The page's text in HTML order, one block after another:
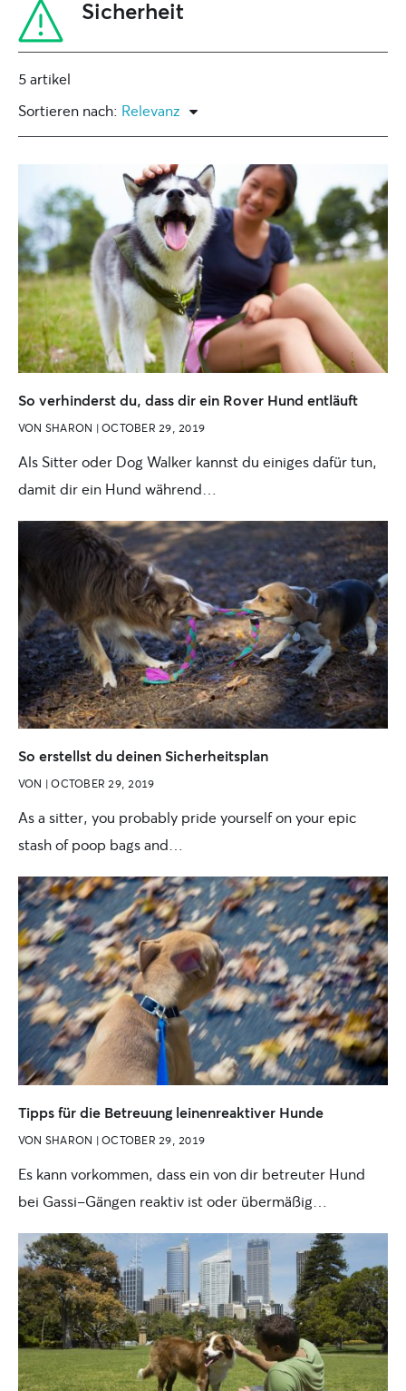
Sicherheit
5 artikel
Sortieren nach: Relevanz
So verhinderst du, dass dir ein Rover Hund entläuft
VON SHARON | OCTOBER 29, 2019
Als Sitter oder Dog Walker kannst du einiges dafür tun,
damit dir ein Hund während…
So erstellst du deinen Sicherheitsplan
VON | OCTOBER 29, 2019
As a sitter, you probably pride yourself on your epic
stash of poop bags and…
Tipps für die Betreuung leinenreaktiver Hunde
VON SHARON | OCTOBER 29, 2019
Es kann vorkommen, dass ein von dir betreuter Hund
bei Gassi-Gängen reaktiv ist oder übermäßig…